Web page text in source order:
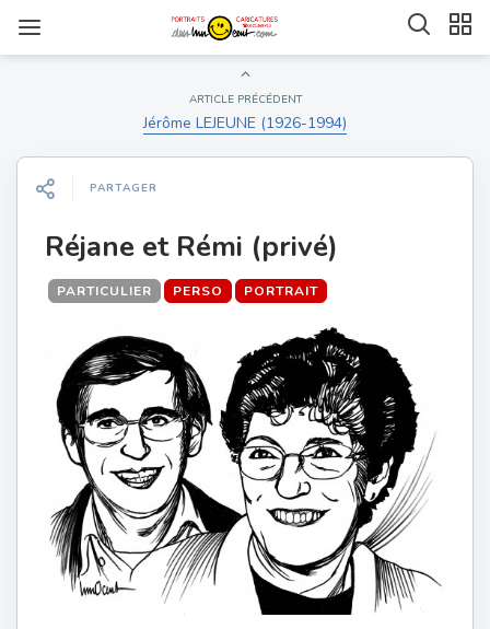
ARTICLE PRÉCÉDENT
Jérôme LEJEUNE (1926-1994)
PARTAGER
Réjane et Rémi (privé)
PARTICULIER PERSO PORTRAIT